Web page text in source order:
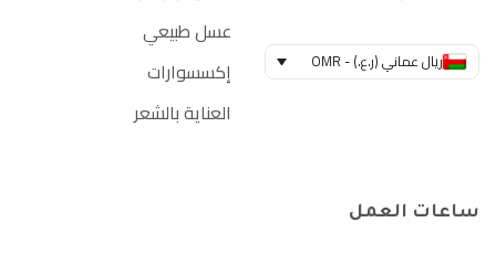
ريال عماني (ر.ع.) - OMR
عسل طبيعي
إكسسوارات
العناية بالشعر
ساعات العمل